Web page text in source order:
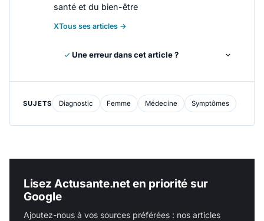
santé et du bien-être
XTous ses articles →
Une erreur dans cet article ?
SUJETS Diagnostic Femme Médecine Symptômes
Lisez Actusante.net en priorité sur
Google
Ajoutez-nous à vos sources préférées : nos articles